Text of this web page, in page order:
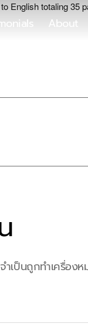
About
English totaling 35
เป็นถูกทำเครื่องห